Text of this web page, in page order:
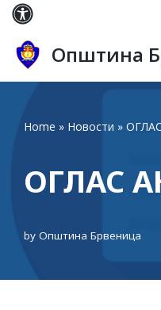
Skip
to
content
Општина
Home » Новости »
ОГЛАС
by Општина Брвеница